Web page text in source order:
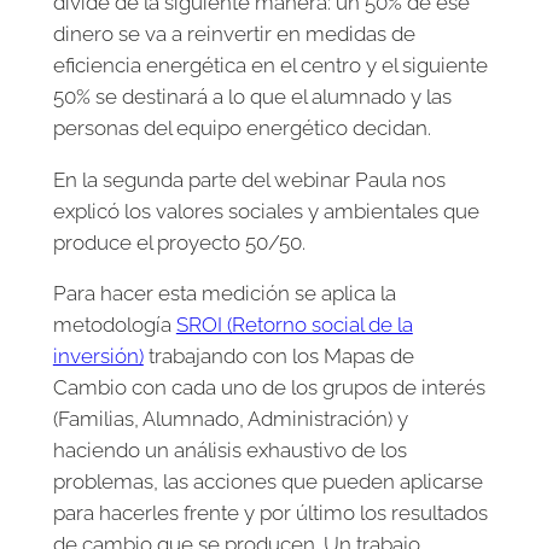
dinero se va a reinvertir en medidas de
eficiencia energética en el centro y el siguiente
50% se destinará a lo que el alumnado y las
personas del equipo energético decidan.
En la segunda parte del webinar Paula nos
explicó los valores sociales y ambientales que
produce el proyecto 50/50.
Para hacer esta medición se aplica la
metodología SROI (Retorno social de la
inversión)trabajando con los Mapas de
Cambio con cada uno de los grupos de interés
(Familias, Alumnado, Administración) y
haciendo un análisis exhaustivo de los
problemas, las acciones que pueden aplicarse
para hacerles frente y por último los resultados